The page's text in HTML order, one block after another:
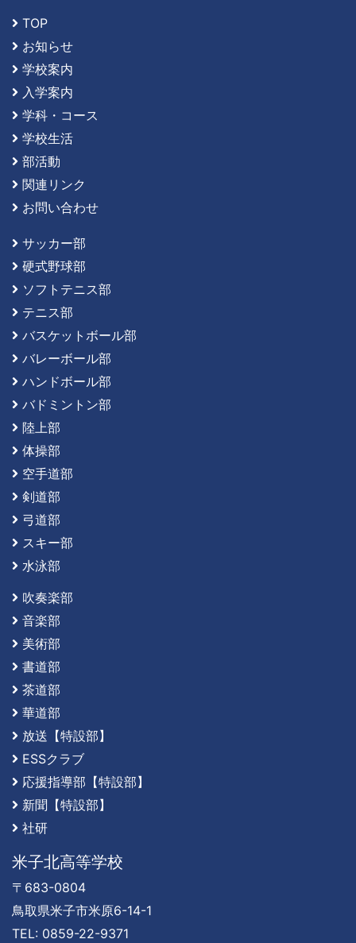
TOP
お知らせ
学校案内
入学案内
学科・コース
学校生活
部活動
関連リンク
お問い合わせ
サッカー部
硬式野球部
ソフトテニス部
テニス部
バスケットボール部
バレーボール部
ハンドボール部
バドミントン部
陸上部
体操部
空手道部
剣道部
弓道部
スキー部
水泳部
吹奏楽部
音楽部
美術部
書道部
茶道部
華道部
放送【特設部】
ESSクラブ
応援指導部【特設部】
新聞【特設部】
社研
米子北高等学校
〒683-0804
鳥取県米子市米原6-14-1
TEL: 0859-22-9371